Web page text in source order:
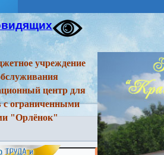
учреждение
центр для
с ограниченными
"Орлёнок"